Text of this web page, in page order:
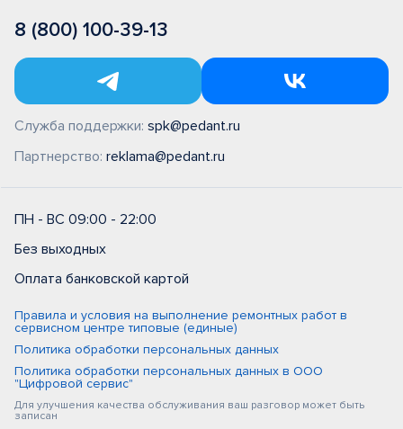
8 (800) 100-39-13
Служба поддержки: spk@pedant.ru
Партнерство: reklama@pedant.ru
ПН - ВС 09:00 - 22:00
Без выходных
Оплата банковской картой
Правила и условия на выполнение ремонтных работ в
сервисном центре типовые (единые)
Политика обработки персональных данных
Политика обработки персональных данных в ООО
"Цифровой сервис"
Для улучшения качества обслуживания ваш разговор может быть
записан